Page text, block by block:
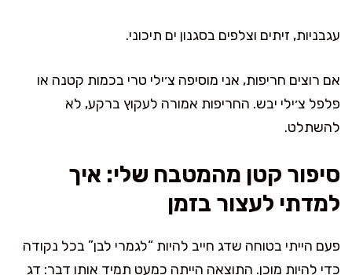
עגבניות, זיתים וצלפים בסגנון ים תיכוני.
אם רוצים חריפות, אני מוסיפה צ׳ילי טרי בכמות קטנה או
פלפל צ׳ילי יבש. החריפות אמורה לעקוץ ברקע, לא
להשתלט.
סיפור קטן מהמטבח שלי: איך
למדתי לעצור בזמן
פעם הייתי בטוחה שדג חייב להיות “לגמרי לבן” בכל נקודה
כדי להיות מוכן. התוצאה הייתה כמעט תמיד אותו דבר: דג